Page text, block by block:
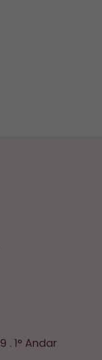
. 1° Andar